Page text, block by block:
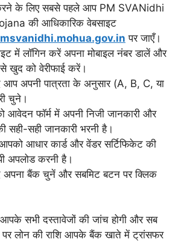
के लिए सबसे पहले आप PM SVANidhi
की आधिकारिक वेबसाइट
पर जाएँ।
में लॉगिन करें अपना मोबाइल नंबर डालें और
खुद को वेरीफाई करें।
आप अपनी पात्रता के अनुसार (A, B, C, या
चुने।
फॉर्म में अपनी निजी जानकारी और
सही-सही जानकारी भरनी है।
आधार कार्ड और वेंडर सर्टिफिकेट की
अपलोड करनी है।
अपना बैंक चुनें और सबमिट बटन पर क्लिक
सभी दस्तावेजों की जांच होगी और सब
पर लोन की राशि आपके बैंक खाते में ट्रांसफर